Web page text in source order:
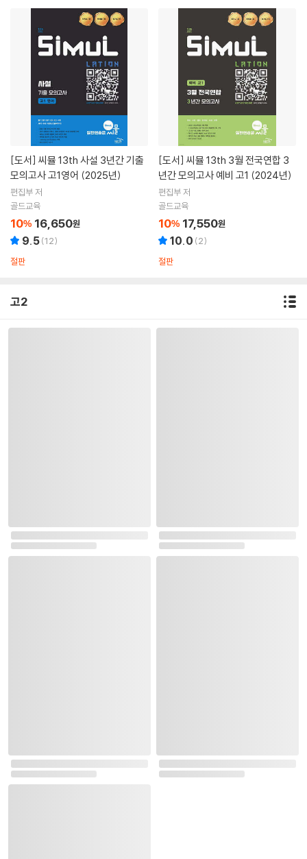
[도서]
모의고사 고1영어 (2025년)
편집부 저
골드교육
10% 16,650원
9.5(12)
절판
[도서]
년간 모의고사 예비 고1 (2024년)
편집부 저
골드교육
10% 17,550원
10.0 (2)
절판
고2